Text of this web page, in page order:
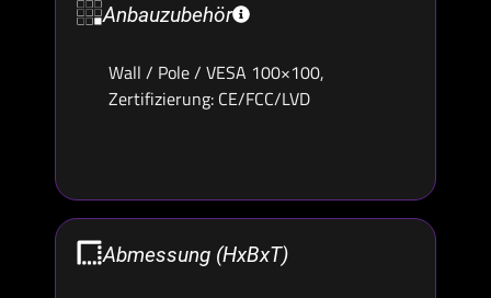
Anbauzubehör
Wall / Pole / VESA 100×100,
Zertifizierung: CE/FCC/LVD
Abmessung (HxBxT)